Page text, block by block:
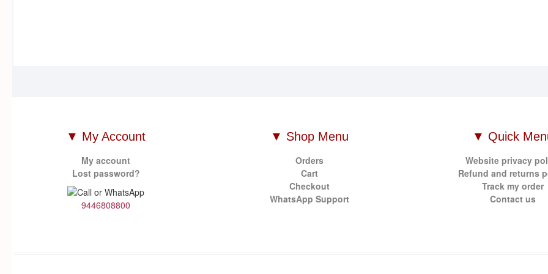
▼ My Account
My account
Lost password?
9446808800
▼ Shop Menu
Orders
Cart
Checkout
WhatsApp Support
▼ Quick
Website privacy
Refund and returns
Track my order
Contact us